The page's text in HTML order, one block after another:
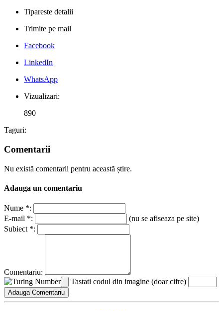
Tipareste detalii
Trimite pe mail
Facebook
LinkedIn
WhatsApp
Vizualizari:
890
Taguri:
Comentarii
Nu există comentarii pentru această știre.
Adauga un comentariu
Nume *:
E-mail *:
(nu se afiseaza pe site)
Subiect *:
Comentariu:
Tastati codul din imagine (doar cifre)